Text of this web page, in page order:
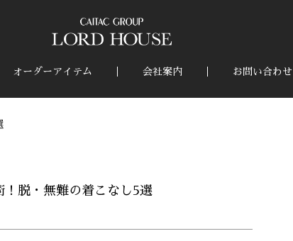
オーダーアイテム 会社案内 お問い合わせ
脱・無難の着こなし5選